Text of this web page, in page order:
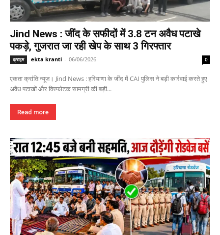
Jind News : जींद के सफीदों में 3.8 टन अवैध पटाखे
पकड़े, गुजरात जा रही खेप के साथ 3 गिरफ्तार
क्राइम ekta kranti - 06/06/2026 0
एकता क्रांति न्यूज। Jind News : हरियाणा के जींद में CAI पुलिस ने बड़ी कार्रवाई करते हुए
अवैध पटाखों और विस्फोटक सामग्री की बड़ी...
Read more